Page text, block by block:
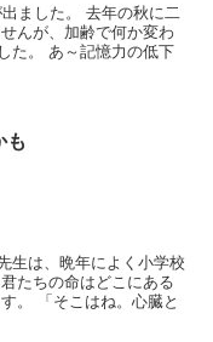
ました。 去年の秋に二
んが、加齢で何か変わ
た。 あ～記憶力の低下
も
生は、晩年によく小学校
たちの命はどこにある
。 「そこはね。心臓と